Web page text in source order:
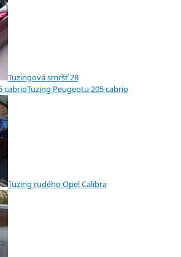
Tuzingová smršť 28
Tuzing Peugeotu 205 cabrio
Tuzing rudého Opel Calibra